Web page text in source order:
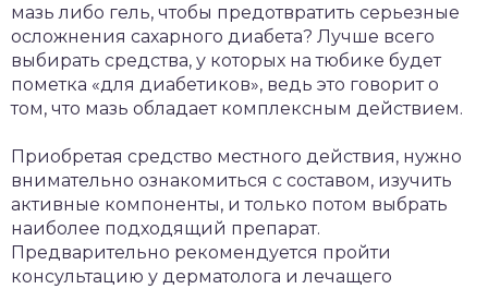
мазь либо гель, чтобы предотвратить серьезные
осложнения сахарного диабета? Лучше всего
выбирать средства, у которых на тюбике будет
пометка «для диабетиков», ведь это говорит о
том, что мазь обладает комплексным действием.
Приобретая средство местного действия, нужно
внимательно ознакомиться с составом, изучить
активные компоненты, и только потом выбрать
наиболее подходящий препарат.
Предварительно рекомендуется пройти
консультацию у дерматолога и лечащего